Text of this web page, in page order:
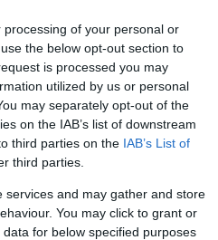
of your personal or
the below opt-out section to
is processed you may
utilized by us or personal
may separately opt-out of the
on the IAB’s list of downstream
third parties on the IAB’s List of
third parties.
services and may gather and store
You may click to grant or
for below specified purposes